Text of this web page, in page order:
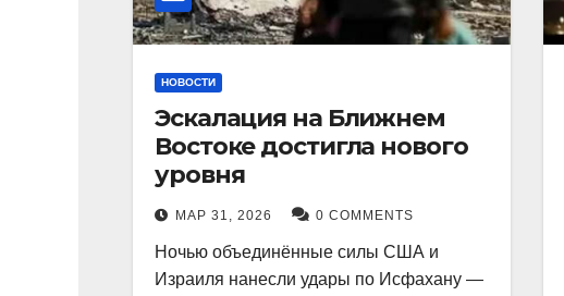
НОВОСТИ
Эскалация на Ближнем
Востоке достигла нового
уровня
МАР 31, 2026 0 COMMENTS
Ночью объединённые силы США и
Израиля нанесли удары по Исфахану —